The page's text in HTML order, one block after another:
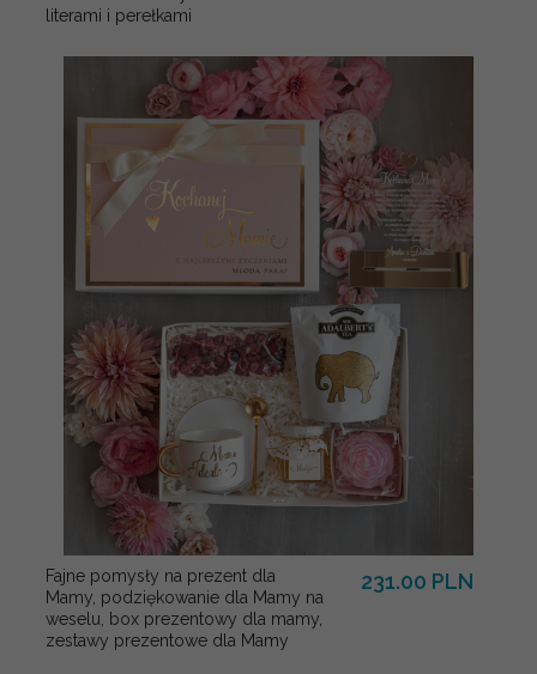
literami i perełkami
Fajne pomysły na prezent dla
Mamy, podziękowanie dla Mamy na
weselu, box prezentowy dla mamy,
zestawy prezentowe dla Mamy
231.00 PLN